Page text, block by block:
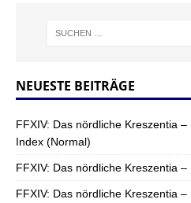
NEUESTE BEITRÄGE
FFXIV: Das nördliche Kreszentia
Index (Normal)
FFXIV: Das nördliche Kreszentia
FFXIV: Das nördliche Kreszentia